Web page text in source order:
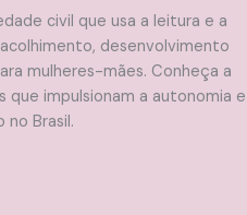
civil que usa a leitura e a
desenvolvimento
mulheres-mães. Conheça a
impulsionam a autonomia e
no Brasil.